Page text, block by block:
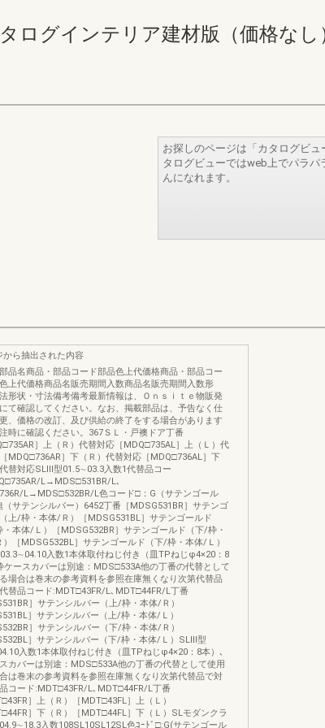
ログインテリア建材版（価格なし
お探しのページは「カタログビ
タログビューではweb上でパラパ
んになれます。
から抽出された内容
品名商品・部品コード部品色上代価格商品・部品コー
色上代価格商品名販売期間入数商品名販売期間入数形
形状・寸法備考備考最新情報は、Ｏｎｓｉｔｅ物販発
て確認してください。なお、掲載部品は、予告なく仕
、価格の改訂、及び供給の終了をする場合があります
時に確認ください。367ＳＬ・戸襖ドア丁番
］上（Ｒ）代替対応［MDQ□735AL］上（Ｌ）代
MDQ□736AR］下（Ｒ）代替対応［MDQ□736AL］下
代替対応SLⅢ型01.5∼03.3入数1代替品コー
L→MDS□531BR/L､
L→MDS□532BR/L色コード□：G（サテンゴール
（サテンシルバー）6452丁番［MDSG531BR］サテンゴ
上/枠・本体/Ｒ）［MDSG531BL］サテンゴールド
・本体/Ｌ）［MDSG532BR］サテンゴールド（下/枠・
［MDSG532BL］サテンゴールド（下/枠・本体/Ｌ）
入数1本体取付ねじ付き（皿TPねじφ4×20：8
ケースカバーは別途：MDS□533A他の丁番の代替として
場合は巻末の参考資料を参照在庫無くなり次第代替品
替品コード:MDT□43FR/L､MDT□44FR/L丁番
］サテンシルバー（上/枠・本体/Ｒ）
］サテンシルバー（上/枠・本体/Ｌ）
］サテンシルバー（下/枠・本体/Ｒ）
］サテンシルバー（下/枠・本体/Ｌ）SLⅢ型
入数1本体取付ねじ付き（皿TPねじφ4×20：8本）､
カバーは別途：MDS□533A他の丁番の代替として使用
は巻末の参考資料を参照在庫無くなり次第代替品で対
コード:MDT□43FR/L､MDT□44FR/L丁番
］上（Ｒ）［MDT□43FL］上（Ｌ）
］下（Ｒ）［MDT□44FL］下（Ｌ）SLモダンクラ
入数108SL10SL12SL色ｺｰﾄﾞ□:G(サテンゴール